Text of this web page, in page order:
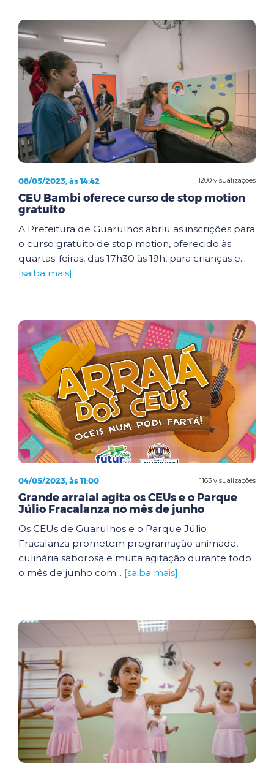
1200 visualizações
08/05/2023, às 14:42
CEU Bambi oferece curso de stop motion
gratuito
A Prefeitura de Guarulhos abriu as inscrições para
o curso gratuito de stop motion, oferecido às
quartas-feiras, das 17h30 às 19h, para crianças e...
[saiba mais]
1163 visualizações
04/05/2023, às 11:00
Grande arraial agita os CEUs e o Parque
Júlio Fracalanza no mês de junho
Os CEUs de Guarulhos e o Parque Júlio
Fracalanza prometem programação animada,
culinária saborosa e muita agitação durante todo
o mês de junho com... [saiba mais]